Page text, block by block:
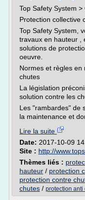
Top Safety System
Protection collective
Top Safety System,
travaux en hauteur ,
solutions de
oeuvre.
Normes et règles en
chutes
La législation
solution contre les
Les "rambardes" de
la maintenance et
Lire la suite
Date: 2017-10-09
Site : http://
Thèmes liés :
hauteur / protection
protection contre
chutes / protection anti